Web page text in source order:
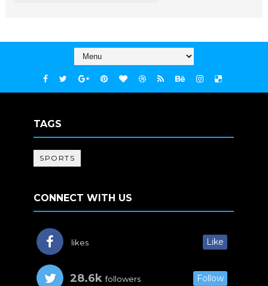
TAGS
SPORTS
CONNECT WITH US
likes Like
28.6k followers Follow